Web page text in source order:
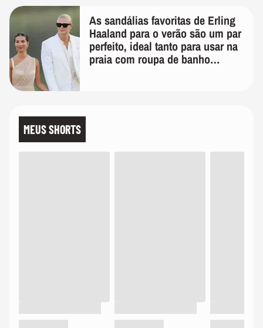
As sandálias favoritas de Erling
Haaland para o verão são um par
perfeito, ideal tanto para usar na
praia com roupa de banho
MEUS SHORTS